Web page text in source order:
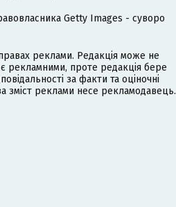
Getty Images - суворо
реклами. Редакція може не
рекламними, проте редакція бере
за факти та оціночні
зміст реклами несе рекламодавець.